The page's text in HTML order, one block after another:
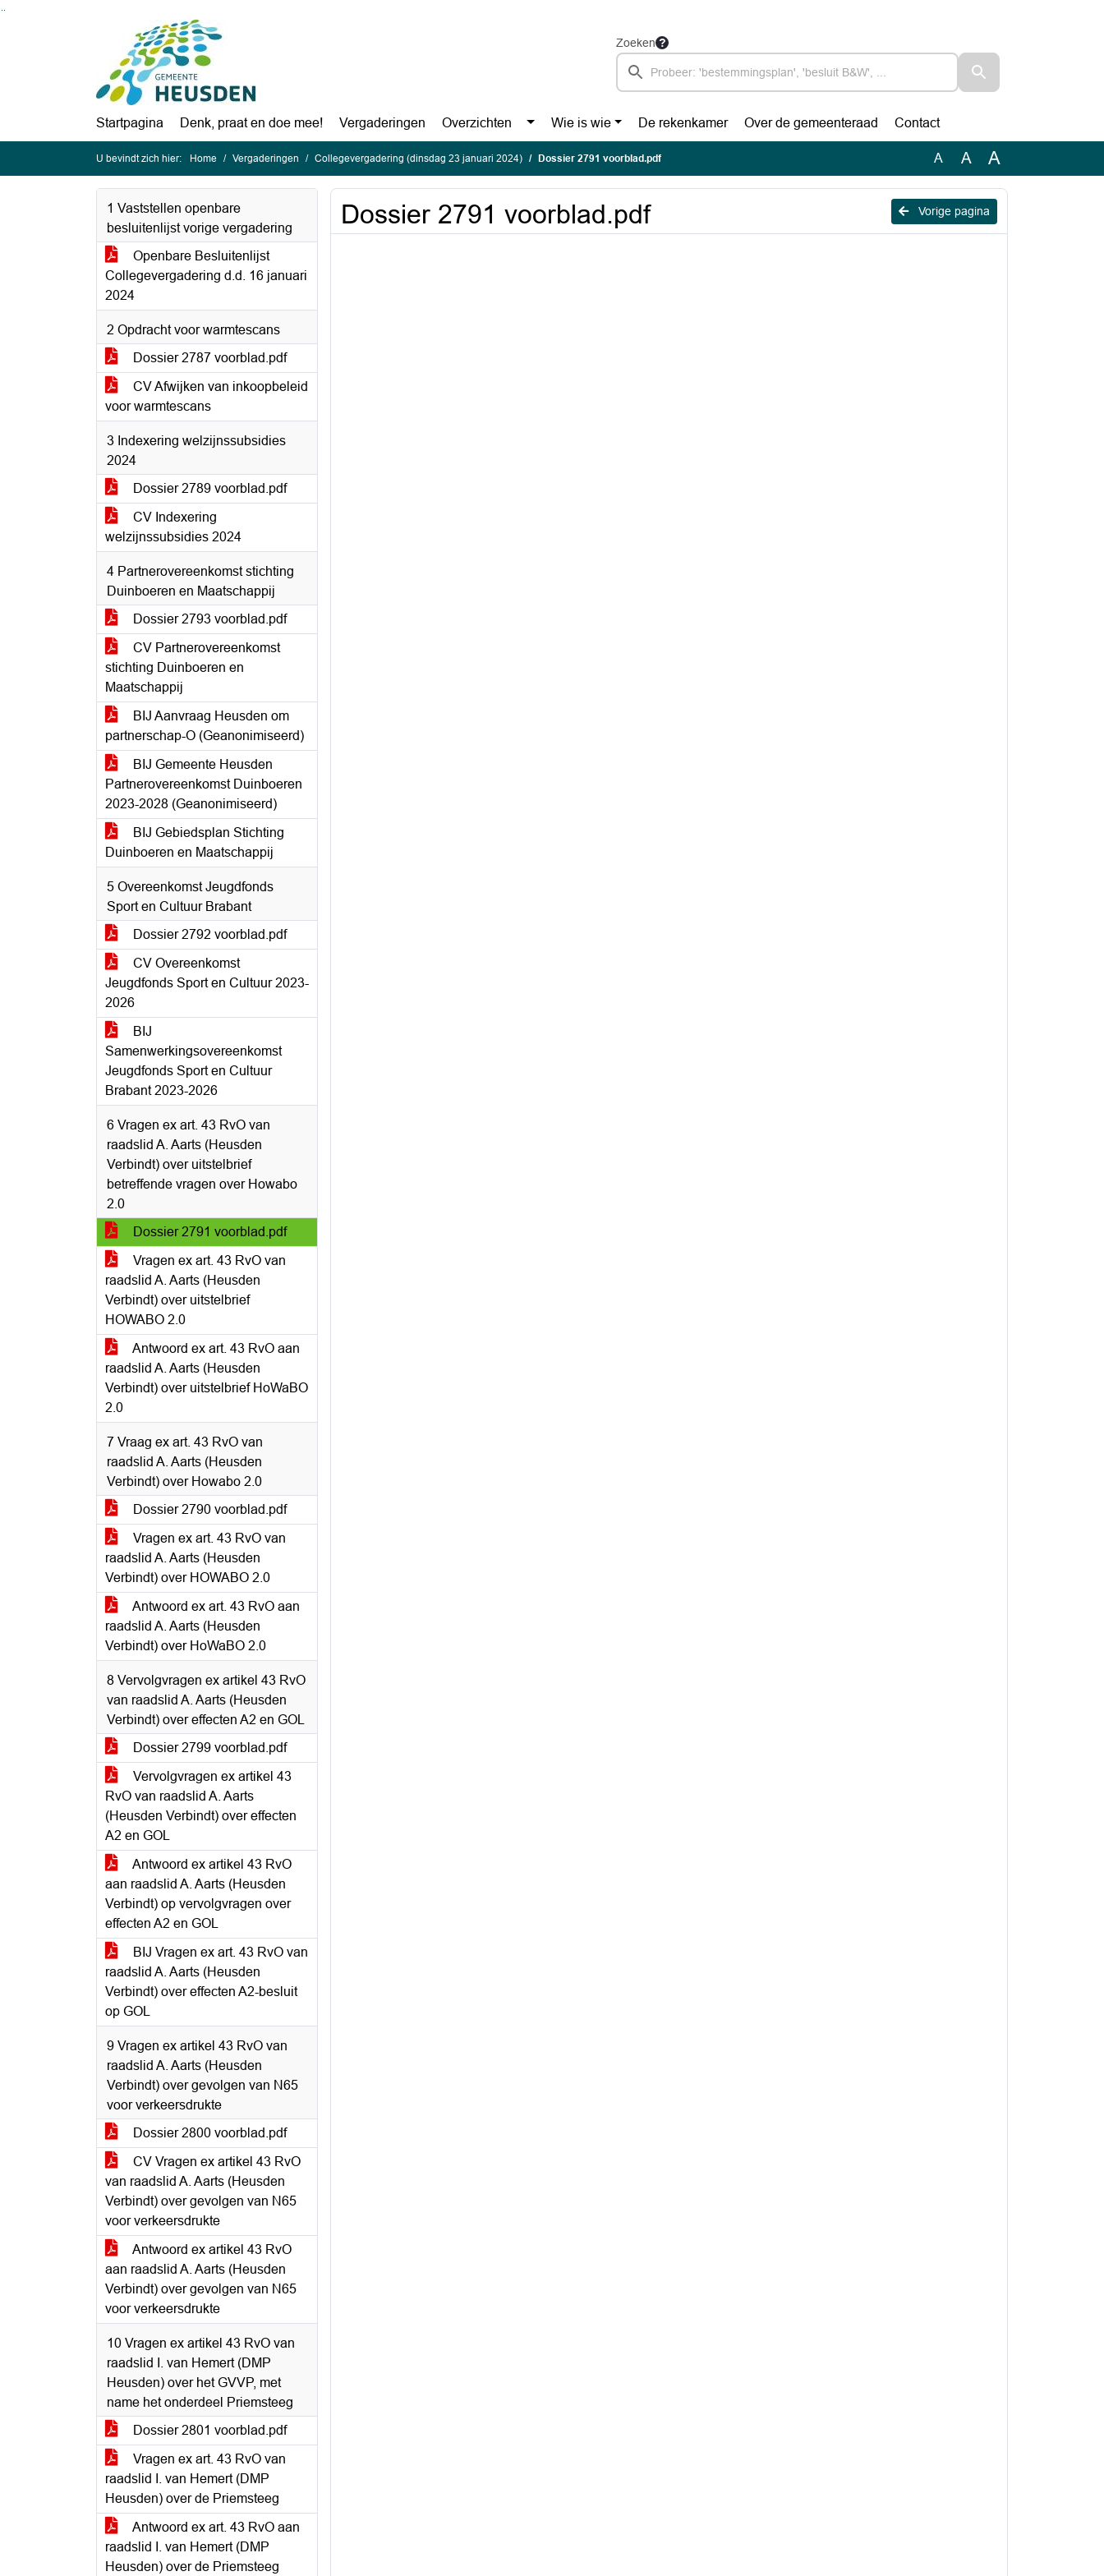
Ga naar de inhoud van deze pagina
Zoeken
Startpagina Denk, praat en doe mee! Vergaderingen Overzichten Wie is wie De rekenkamer Over de gemeenteraad Contact
U bevindt zich hier: Home Vergaderingen Collegevergadering (dinsdag 23 januari 2024) Dossier 2791 voorblad.pdf A A A
1 Vaststellen openbare
besluitenlijst vorige vergadering
Openbare Besluitenlijst
Collegevergadering d.d. 16 januari
2024
2 Opdracht voor warmtescans
Dossier 2787 voorblad.pdf
CV Afwijken van inkoopbeleid
voor warmtescans
3 Indexering welzijnssubsidies
2024
Dossier 2789 voorblad.pdf
CV Indexering
welzijnssubsidies 2024
4 Partnerovereenkomst stichting
Duinboeren en Maatschappij
Dossier 2793 voorblad.pdf
CV Partnerovereenkomst
stichting Duinboeren en
Maatschappij
BIJ Aanvraag Heusden om
partnerschap-O (Geanonimiseerd)
BIJ Gemeente Heusden
Partnerovereenkomst Duinboeren
2023-2028 (Geanonimiseerd)
BIJ Gebiedsplan Stichting
Duinboeren en Maatschappij
5 Overeenkomst Jeugdfonds
Sport en Cultuur Brabant
Dossier 2792 voorblad.pdf
CV Overeenkomst
Jeugdfonds Sport en Cultuur 2023-
2026
BIJ
Samenwerkingsovereenkomst
Jeugdfonds Sport en Cultuur
Brabant 2023-2026
6 Vragen ex art. 43 RvO van
raadslid A. Aarts (Heusden
Verbindt) over uitstelbrief
betreffende vragen over Howabo
2.0
Dossier 2791 voorblad.pdf
Vragen ex art. 43 RvO van
raadslid A. Aarts (Heusden
Verbindt) over uitstelbrief
HOWABO 2.0
Antwoord ex art. 43 RvO aan
raadslid A. Aarts (Heusden
Verbindt) over uitstelbrief HoWaBO
2.0
7 Vraag ex art. 43 RvO van
raadslid A. Aarts (Heusden
Verbindt) over Howabo 2.0
Dossier 2790 voorblad.pdf
Vragen ex art. 43 RvO van
raadslid A. Aarts (Heusden
Verbindt) over HOWABO 2.0
Antwoord ex art. 43 RvO aan
raadslid A. Aarts (Heusden
Verbindt) over HoWaBO 2.0
8 Vervolgvragen ex artikel 43 RvO
van raadslid A. Aarts (Heusden
Verbindt) over effecten A2 en GOL
Dossier 2799 voorblad.pdf
Vervolgvragen ex artikel 43
RvO van raadslid A. Aarts
(Heusden Verbindt) over effecten
A2 en GOL
Antwoord ex artikel 43 RvO
aan raadslid A. Aarts (Heusden
Verbindt) op vervolgvragen over
effecten A2 en GOL
BIJ Vragen ex art. 43 RvO van
raadslid A. Aarts (Heusden
Verbindt) over effecten A2-besluit
op GOL
9 Vragen ex artikel 43 RvO van
raadslid A. Aarts (Heusden
Verbindt) over gevolgen van N65
voor verkeersdrukte
Dossier 2800 voorblad.pdf
CV Vragen ex artikel 43 RvO
van raadslid A. Aarts (Heusden
Verbindt) over gevolgen van N65
voor verkeersdrukte
Antwoord ex artikel 43 RvO
aan raadslid A. Aarts (Heusden
Verbindt) over gevolgen van N65
voor verkeersdrukte
10 Vragen ex artikel 43 RvO van
raadslid I. van Hemert (DMP
Heusden) over het GVVP, met
name het onderdeel Priemsteeg
Dossier 2801 voorblad.pdf
Vragen ex art. 43 RvO van
raadslid I. van Hemert (DMP
Heusden) over de Priemsteeg
Antwoord ex art. 43 RvO aan
raadslid I. van Hemert (DMP
Heusden) over de Priemsteeg
Vorige pagina
Dossier 2791 voorblad.pdf